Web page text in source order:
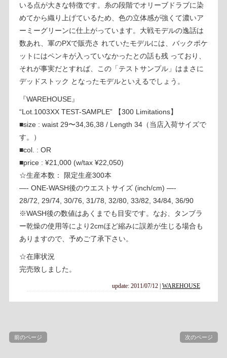
いる点が大きな特徴です。糸の段階でオリーブドラブに染
めてから織り上げているため、色の立体感が強くて濃いア
ーミーグリーンに仕上がっています。大戦モデルの逸話は
数あれ、軍のPXで販売さ れていたモデルには、バックポケ
ットにはペンキが入っていなかったとの話も残 っており、
それが事実だとすれば、この「テストサンプル」はまさに
デッドストック となったモデルといえるでしょう。
『WAREHOUSE』
“Lot.1003XX TEST-SAMPLE” 【300 Limitations】
■size : waist 29〜34,36,38 / Length 34（当店入荷サイズで
す。）
■col. : OR
■price : ¥21,000 (w/tax ¥22,050)
☆生産本数： 限定生産300本
—- ONE-WASH後のウエストサイズ (inch/cm) —-
28/72, 29/74, 30/76, 31/78, 32/80, 33/82, 34/84, 36/90
※WASH後の数値はあくまでも目安です。なお、タンブラ
ー乾燥の使用等により2cmほど縮みに誤差が生じる場合も
ありますので、予めご了承下さい。
☆在庫状況
完売致しました。
update: 2011/07/12 |WAREHOUSE
前のページ 次のページ